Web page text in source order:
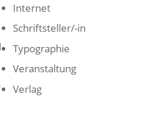
Internet
Schriftsteller/-in
Typographie
Veranstaltung
Verlag